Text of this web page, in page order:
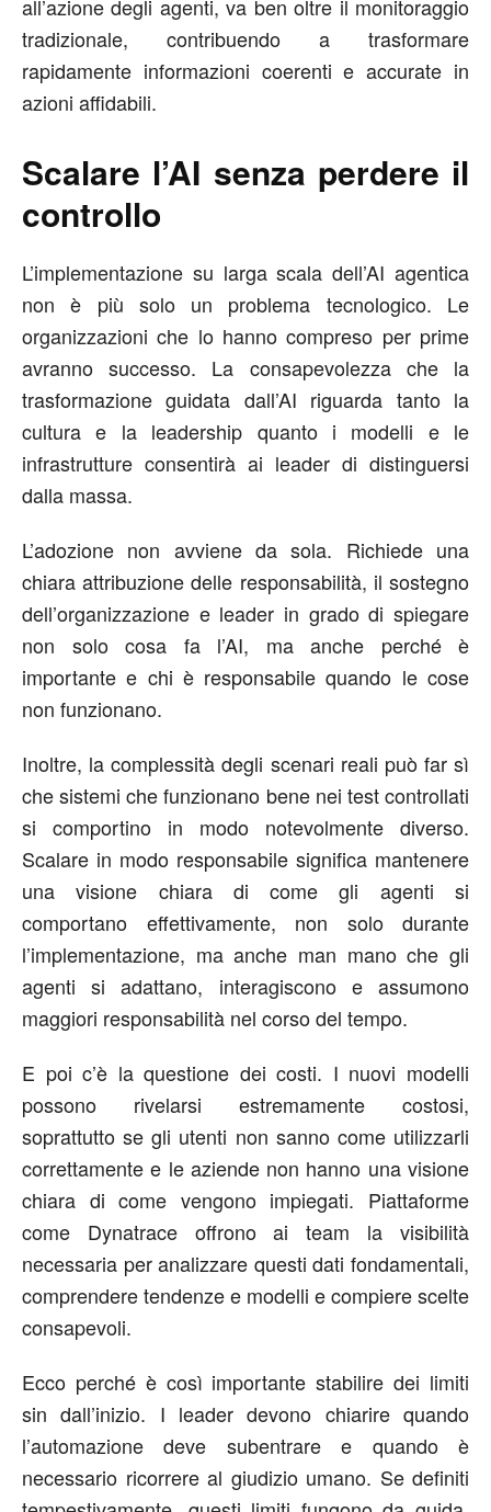
all’azione degli agenti, va ben oltre il monitoraggio
tradizionale, contribuendo a trasformare
rapidamente informazioni coerenti e accurate in
azioni affidabili.
Scalare l’AI senza perdere il
controllo
L’implementazione su larga scala dell’AI agentica
non è più solo un problema tecnologico. Le
organizzazioni che lo hanno compreso per prime
avranno successo. La consapevolezza che la
trasformazione guidata dall’AI riguarda tanto la
cultura e la leadership quanto i modelli e le
infrastrutture consentirà ai leader di distinguersi
dalla massa.
L’adozione non avviene da sola. Richiede una
chiara attribuzione delle responsabilità, il sostegno
dell’organizzazione e leader in grado di spiegare
non solo cosa fa l’AI, ma anche perché è
importante e chi è responsabile quando le cose
non funzionano.
Inoltre, la complessità degli scenari reali può far sì
che sistemi che funzionano bene nei test controllati
si comportino in modo notevolmente diverso.
Scalare in modo responsabile significa mantenere
una visione chiara di come gli agenti si
comportano effettivamente, non solo durante
l’implementazione, ma anche man mano che gli
agenti si adattano, interagiscono e assumono
maggiori responsabilità nel corso del tempo.
E poi c’è la questione dei costi. I nuovi modelli
possono rivelarsi estremamente costosi,
soprattutto se gli utenti non sanno come utilizzarli
correttamente e le aziende non hanno una visione
chiara di come vengono impiegati. Piattaforme
come Dynatrace offrono ai team la visibilità
necessaria per analizzare questi dati fondamentali,
comprendere tendenze e modelli e compiere scelte
consapevoli.
Ecco perché è così importante stabilire dei limiti
sin dall’inizio. I leader devono chiarire quando
l’automazione deve subentrare e quando è
necessario ricorrere al giudizio umano. Se definiti